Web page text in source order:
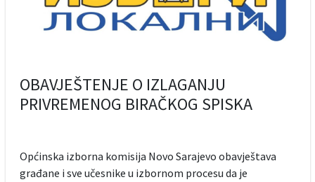
OBAVJEŠTENJE O IZLAGANJU
PRIVREMENOG BIRAČKOG SPISKA
Općinska izborna komisija Novo Sarajevo obavještava
građane i sve učesnike u izbornom procesu da je